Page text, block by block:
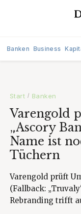
Banken Business
Start / Banken
Varengold
„Ascory
Name ist
Tüchern
Varengold prüft
(Fallback:
Rebranding trifft